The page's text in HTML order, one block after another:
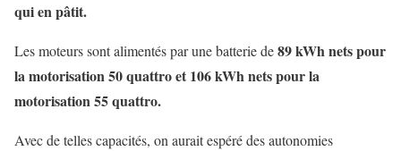
qui en pâtit.
Les moteurs sont alimentés par une batterie de89 kWh nets pour
la motorisation 50 quattro et 106 kWh nets pour la
motorisation 55 quattro.
Avec de telles capacités, on aurait espéré des autonomies